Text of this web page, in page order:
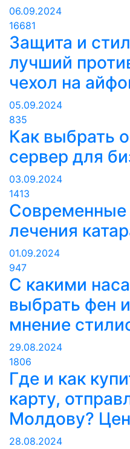
06.09.2024
16681
Защита и
лучший
чехол на
05.09.2024
835
Как выбрать
сервер для
03.09.2024
1413
лечения
01.09.2024
947
С какими
выбрать фен
мнение
29.08.2024
1806
Где и как
карту,
Молдову?
28.08.2024